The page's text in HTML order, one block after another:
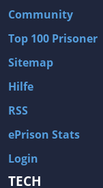
Community
Top 100 Prisoner
Sitemap
Hilfe
RSS
ePrison Stats
Login
TECH